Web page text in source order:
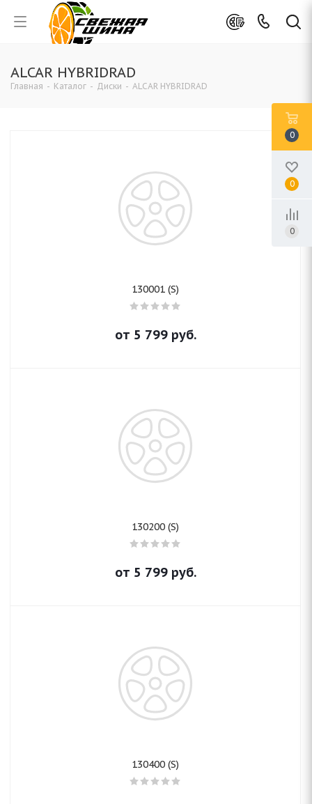
ALCAR HYBRIDRAD
Главная - Каталог - Диски - ALCAR HYBRIDRAD
130001 (S)
от 5 799руб.
130200 (S)
от 5 799руб.
130400 (S)
0
0
0